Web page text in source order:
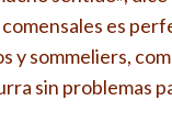
es
y sommeliers,
sin problemas